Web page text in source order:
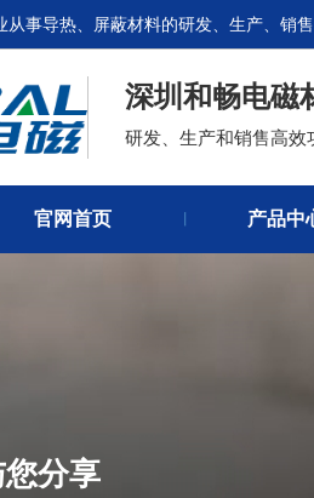
事导热、屏蔽材料的研发、生产、销售
深圳和畅电磁
研发、生产和销售高效
官网首页 产品中
分享